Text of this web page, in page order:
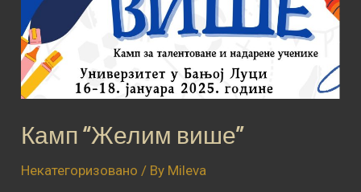
Камп “Желим више”
Некатегоризовано / By Mileva